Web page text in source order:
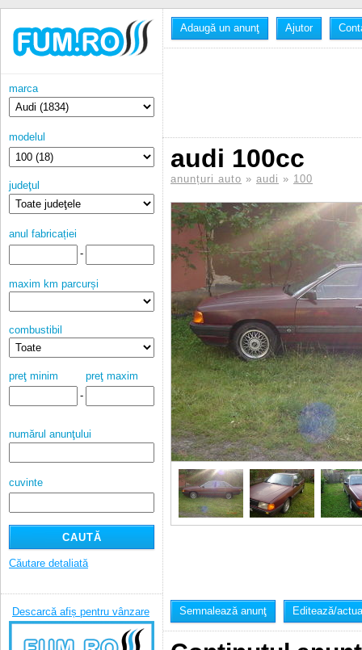
marca
modelul
judeţul
anul fabricației
-
maxim km parcurși
combustibil
preţ minim
preţ maxim
-
numărul anunţului
cuvinte
Căutare detaliată
Descarcă afiș pentru vânzare
Adaugă un anunţ Ajutor
audi 100cc
anunțuri auto » audi » 100
Semnalează anunţ Editează/